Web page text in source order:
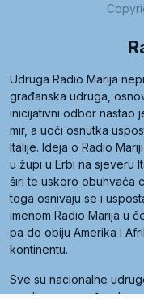
Udruga Radio Marija
građanska udruga,
inicijativni odbor nastao
mir, a uoči osnutka
Italije. Ideja o Radio
u župi u Erbi na sjeveru
širi te uskoro obuhvaća
toga osnivaju se i
imenom Radio Marija u
pa do obiju Amerika i
kontinentu.
Sve su nacionalne
zemljama, a